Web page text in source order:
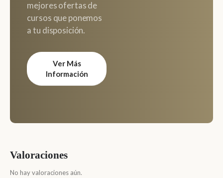
mejores ofertas de
cursos que ponemos
a tu disposición.
Ver Más
Información
Valoraciones
No hay valoraciones aún.